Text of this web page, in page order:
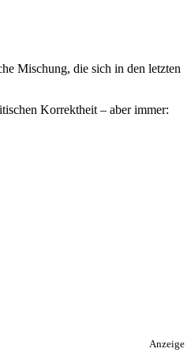
Mischung, die sich in den letzten
Korrektheit – aber immer:
Anzeige